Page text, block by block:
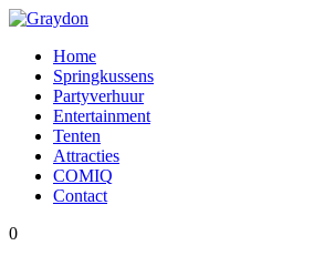
Home
Springkussens
Partyverhuur
Entertainment
Tenten
Attracties
COMIQ
Contact
0